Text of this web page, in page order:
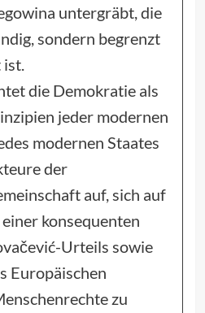
untergräbt, die
sondern begrenzt
ist.
die Demokratie als
jeder modernen
modernen Staates
der
auf, sich auf
konsequenten
Urteils sowie
Europäischen
zu